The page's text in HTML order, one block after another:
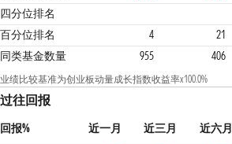
四分位排名
百分位排名 4 21
同类基金数量
955 406
业绩比较基准为创业板动量成长指数收益率x100.0%
过往回报
回报% 近一月 近三月 近六月